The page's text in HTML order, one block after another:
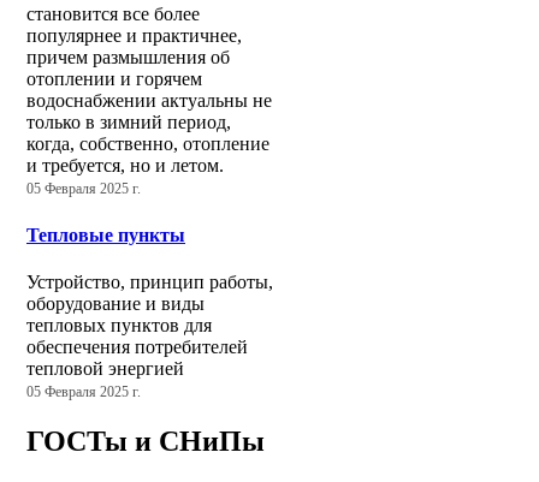
становится все более
популярнее и практичнее,
причем размышления об
отоплении и горячем
водоснабжении актуальны не
только в зимний период,
когда, собственно, отопление
и требуется, но и летом.
05 Февраля 2025 г.
Тепловые пункты
Устройство, принцип работы,
оборудование и виды
тепловых пунктов для
обеспечения потребителей
тепловой энергией
05 Февраля 2025 г.
ГОСТы и СНиПы